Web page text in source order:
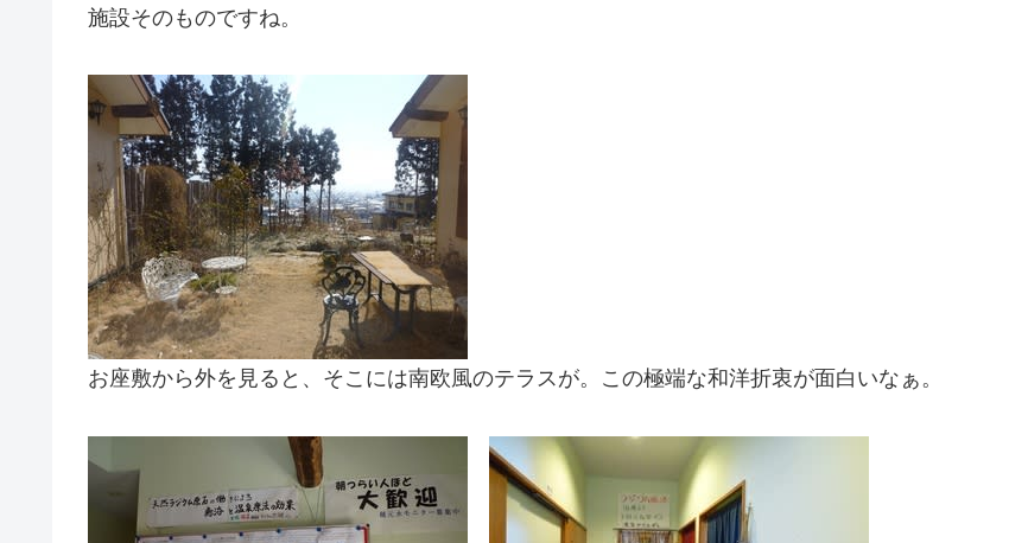
施設そのものですね。
お座敷から外を見ると、そこには南欧風のテラスが。この極端な和洋折衷が面白いなぁ。